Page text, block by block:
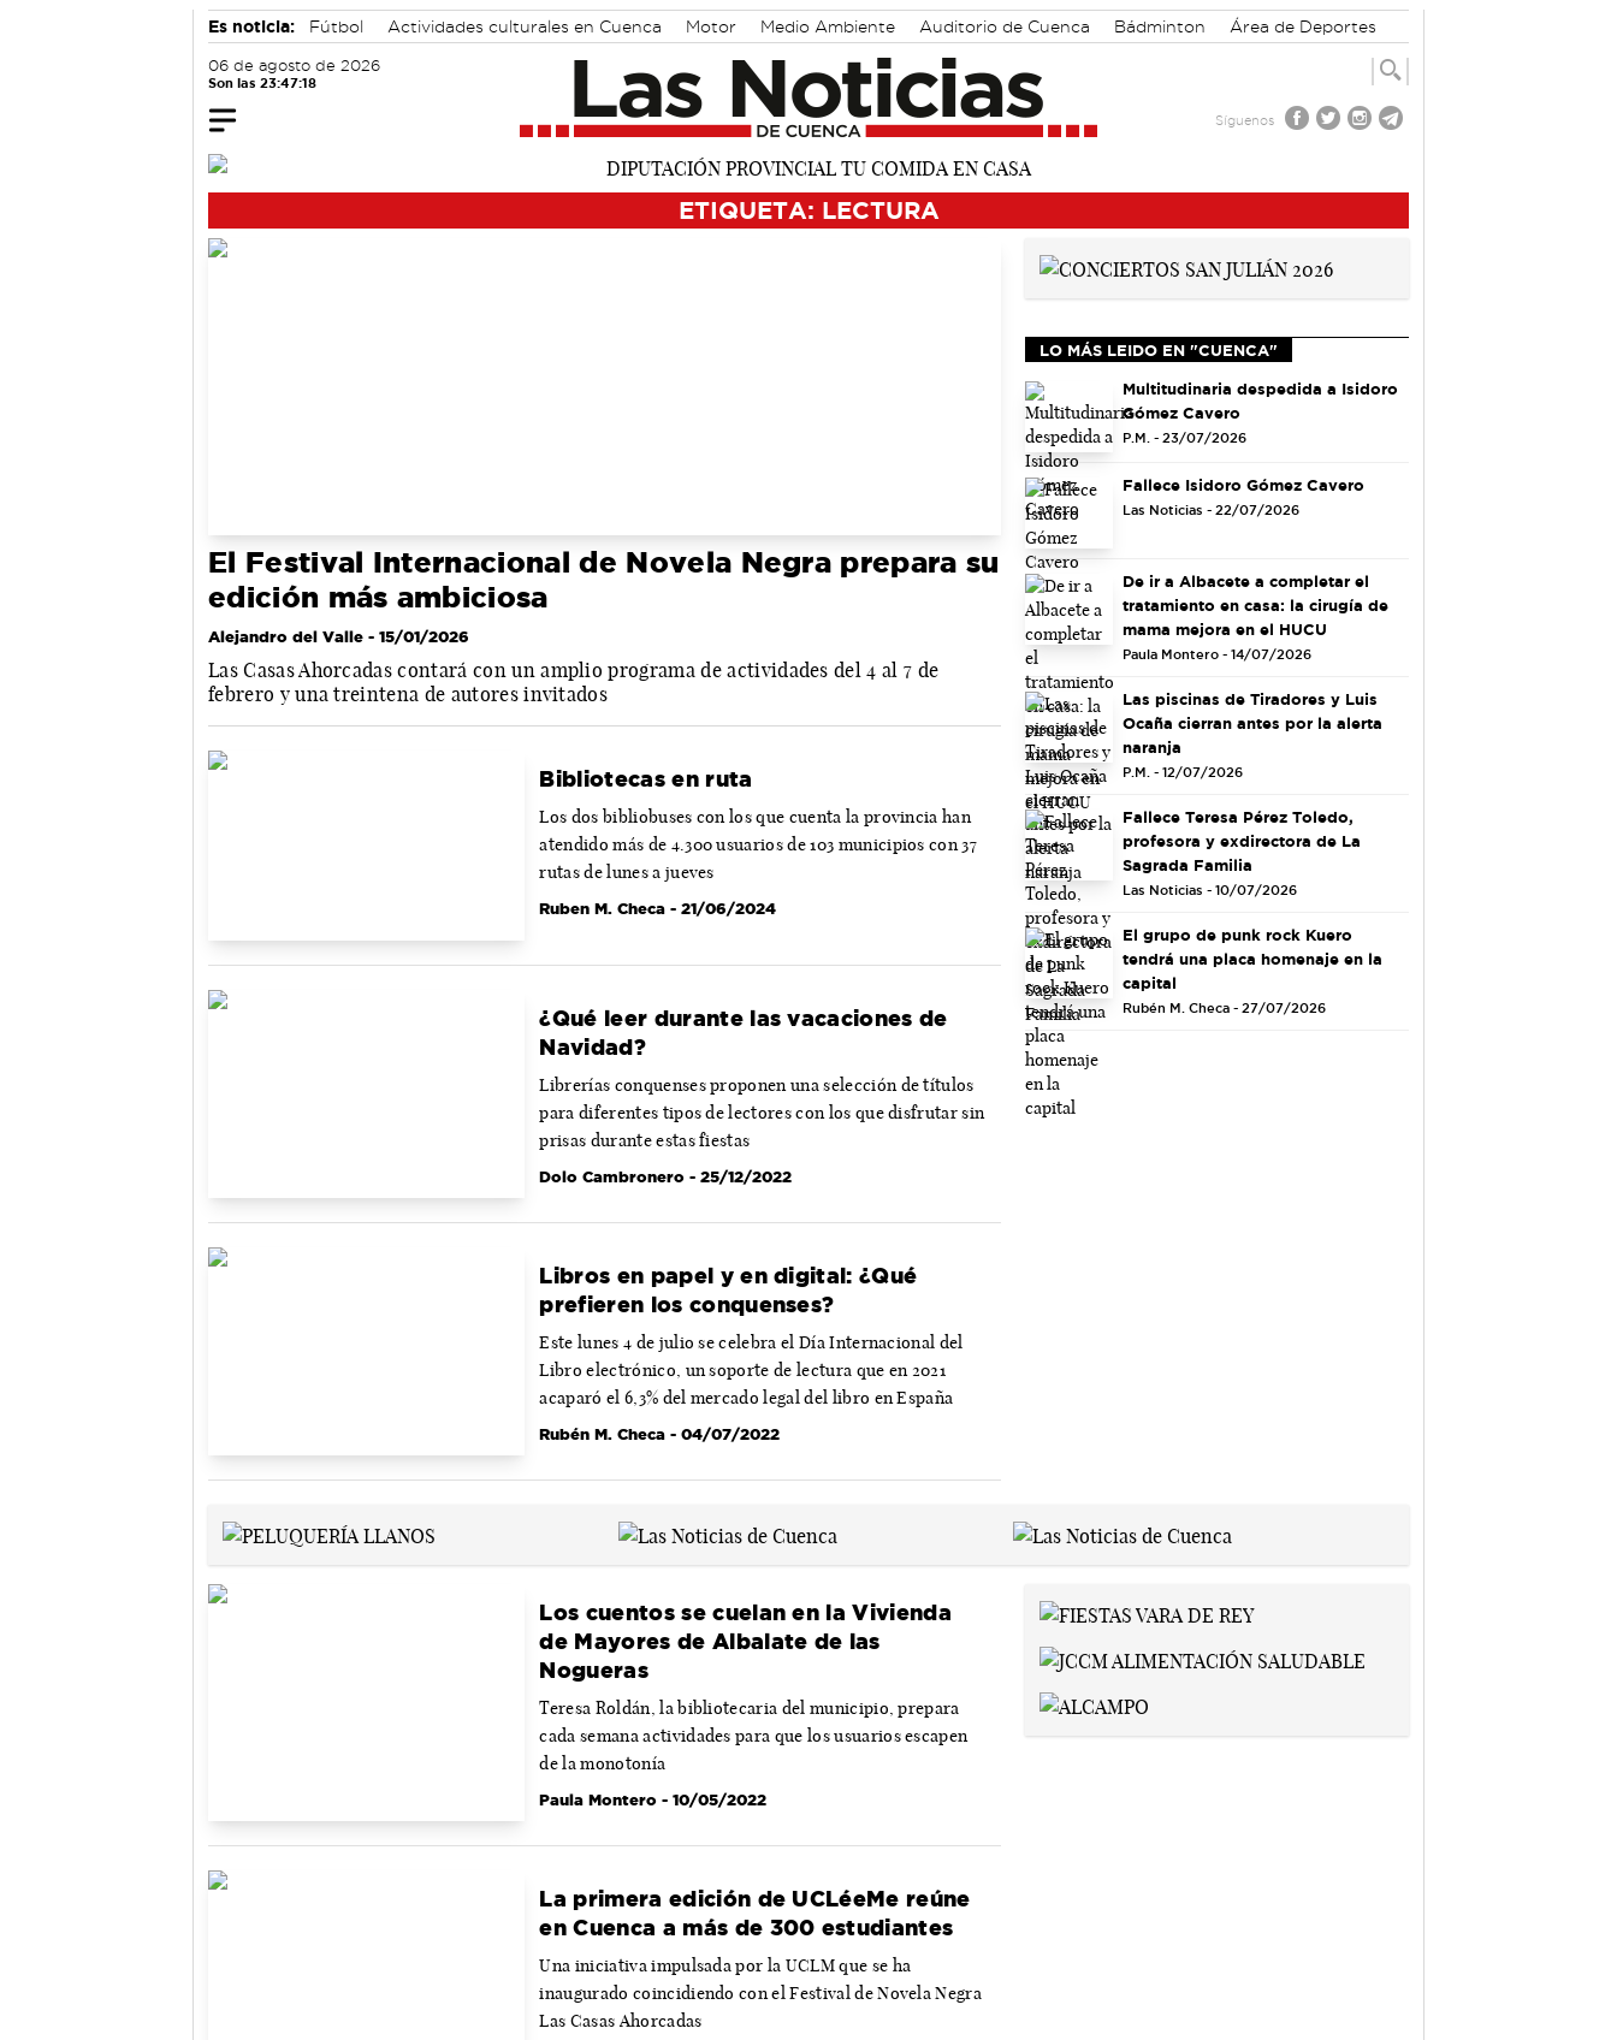
Es noticia: Fútbol Actividades culturales en Cuenca Motor Medio Ambiente Auditorio de Cuenca Bádminton Área de Deportes
06 de agosto de 2026
Son las 23:47:19
Síguenos
ETIQUETA: LECTURA
El Festival Internacional de Novela Negra prepara su
edición más ambiciosa
Alejandro del Valle - 15/01/2026
Las Casas Ahorcadas contará con un amplio programa de actividades del 4 al 7 de
febrero y una treintena de autores invitados
Bibliotecas en ruta
Los dos bibliobuses con los que cuenta la provincia han
atendido más de 4.300 usuarios de 103 municipios con 37
rutas de lunes a jueves
Ruben M. Checa - 21/06/2024
¿Qué leer durante las vacaciones de
Navidad?
Librerías conquenses proponen una selección de títulos
para diferentes tipos de lectores con los que disfrutar sin
prisas durante estas fiestas
Dolo Cambronero - 25/12/2022
Libros en papel y en digital: ¿Qué
prefieren los conquenses?
Este lunes 4 de julio se celebra el Día Internacional del
Libro electrónico, un soporte de lectura que en 2021
acaparó el 6,3% del mercado legal del libro en España
Rubén M. Checa- 04/07/2022
LO MÁS LEIDO EN "CUENCA"
Multitudinaria despedida a Isidoro
Gómez Cavero
P.M. - 23/07/2026
Fallece Isidoro Gómez Cavero
Las Noticias - 22/07/2026
De ir a Albacete a completar el
tratamiento en casa: la cirugía de
mama mejora en el HUCU
Paula Montero - 14/07/2026
Las piscinas de Tiradores y Luis
Ocaña cierran antes por la alerta
naranja
P.M. - 12/07/2026
Fallece Teresa Pérez Toledo,
profesora y exdirectora de La
Sagrada Familia
Las Noticias - 10/07/2026
El grupo de punk rock Kuero
tendrá una placa homenaje en la
capital
Rubén M. Checa - 27/07/2026
Los cuentos se cuelan en la Vivienda
de Mayores de Albalate de las
Nogueras
Teresa Roldán, la bibliotecaria del municipio, prepara
cada semana actividades para que los usuarios escapen
de la monotonía
Paula Montero - 10/05/2022
La primera edición de UCLéeMe reúne
en Cuenca a más de 300 estudiantes
Una iniciativa impulsada por la UCLM que se ha
inaugurado coincidiendo con el Festival de Novela Negra
Las Casas Ahorcadas